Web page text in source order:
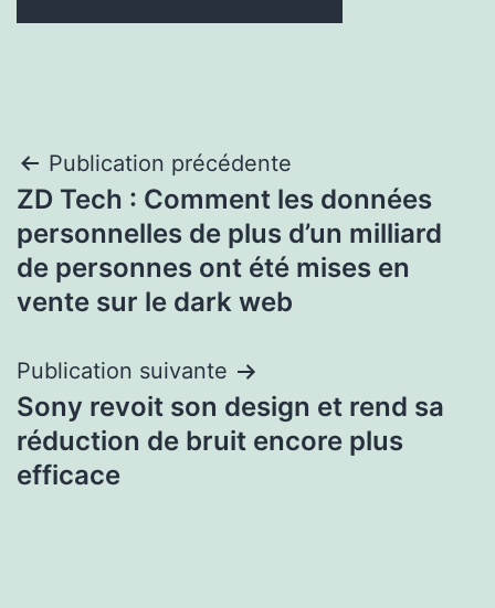
Navigation
de
l’article
Publication précédente
ZD Tech : Comment les données
personnelles de plus d’un milliard
de personnes ont été mises en
vente sur le dark web
Publication suivante
Sony revoit son design et rend sa
réduction de bruit encore plus
efficace